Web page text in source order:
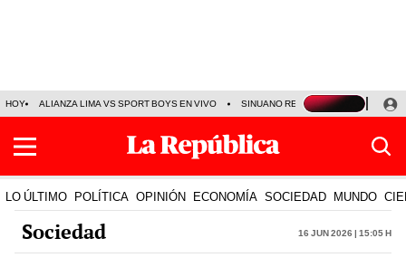
HOY ALIANZA LIMA VS SPORT BOYS EN VIVO SINUANO RESULTADOS HOY
LO ÚLTIMO POLÍTICA OPINIÓN ECONOMÍA SOCIEDAD MUNDO
Sociedad 16 Jun 2026 | 15:05 h